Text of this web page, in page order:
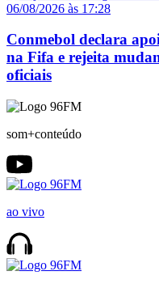
06/08/2026 às 17:28
Conmebol declara
na Fifa e rejeita
oficiais
som+conteúdo
ao vivo